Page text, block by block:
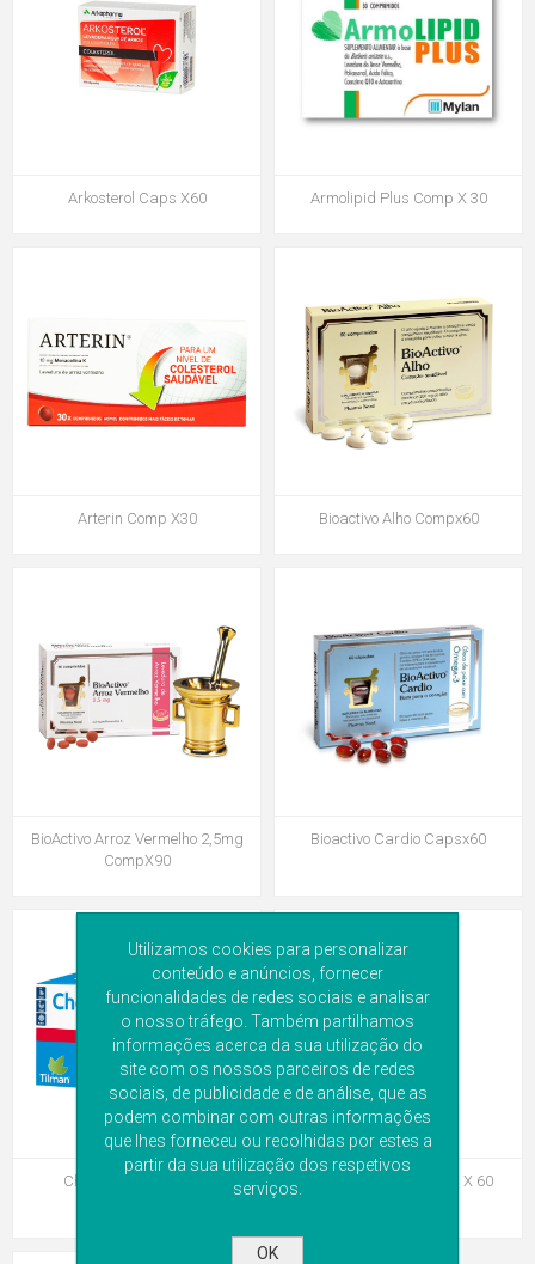
Arkosterol Caps X60 Armolipid Plus Comp X 30
Arterin Comp X30 Bioactivo Alho Compx60
BioActivo Arroz Vermelho 2,5mg
CompX90
Bioactivo Cardio Capsx60
Cholesfytol Comp X28
Maxnesio Cardio Caps X 60
Utilizamos cookies para personalizar
conteúdo e anúncios, fornecer
funcionalidades de redes sociais e analisar
o nosso tráfego. Também partilhamos
informações acerca da sua utilização do
site com os nossos parceiros de redes
sociais, de publicidade e de análise, que as
podem combinar com outras informações
que lhes forneceu ou recolhidas por estes a
partir da sua utilização dos respetivos
serviços.
OK